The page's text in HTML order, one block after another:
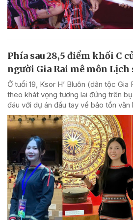
Phía sau 28,5 điểm khối C
người Gia Rai mê môn Lịch
Ở tuổi 19, Ksor H’ Bluôn (dân tộc
theo khát vọng tương lai đứng trên
đáu với dự án đầu tay về bảo tồn văn